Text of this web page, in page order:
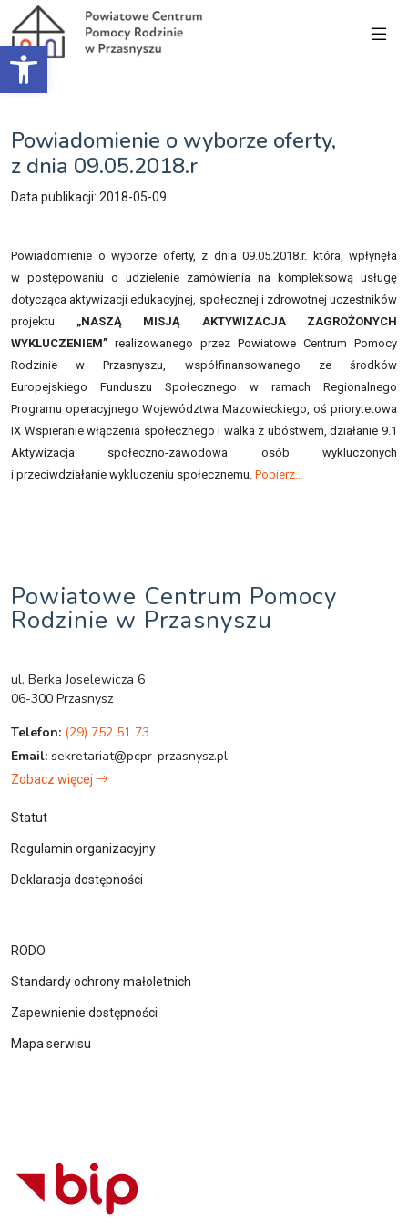
Open toolbar
Powiadomienie o wyborze oferty,
z dnia 09.05.2018.r
Data publikacji: 2018-05-09
Powiadomienie o wyborze oferty, z dnia 09.05.2018.r. która, wpłynęła
w postępowaniu o udzielenie zamówienia na kompleksową usługę
dotycząca aktywizacji edukacyjnej, społecznej i zdrowotnej uczestników
projektu „NASZĄ MISJĄ AKTYWIZACJA ZAGROŻONYCH
WYKLUCZENIEM” realizowanego przez Powiatowe Centrum Pomocy
Rodzinie w Przasnyszu, współfinansowanego ze środków
Europejskiego Funduszu Społecznego w ramach Regionalnego
Programu operacyjnego Województwa Mazowieckiego, oś priorytetowa
IX Wspieranie włączenia społecznego i walka z ubóstwem, działanie 9.1
Aktywizacja społeczno-zawodowa osób wykluczonych
i przeciwdziałanie wykluczeniu społecznemu. Pobierz…
Powiatowe Centrum Pomocy
Rodzinie w Przasnyszu
ul. Berka Joselewicza 6
06-300 Przasnysz
Telefon: (29) 752 51 73
Email: sekretariat@pcpr-przasnysz.pl
Zobacz więcej
Statut
Regulamin organizacyjny
Deklaracja dostępności
RODO
Standardy ochrony małoletnich
Zapewnienie dostępności
Mapa serwisu